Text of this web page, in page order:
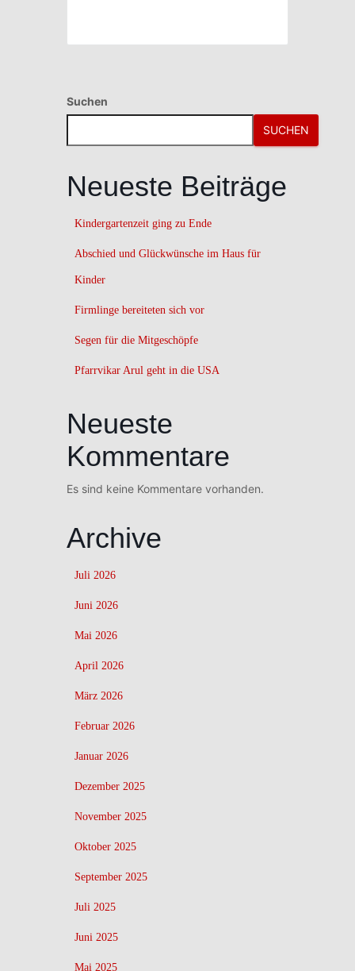
Suchen
SUCHEN
Neueste Beiträge
Kindergartenzeit ging zu Ende
Abschied und Glückwünsche im Haus für
Kinder
Firmlinge bereiteten sich vor
Segen für die Mitgeschöpfe
Pfarrvikar Arul geht in die USA
Neueste
Kommentare
Es sind keine Kommentare vorhanden.
Archive
Juli 2026
Juni 2026
Mai 2026
April 2026
März 2026
Februar 2026
Januar 2026
Dezember 2025
November 2025
Oktober 2025
September 2025
Juli 2025
Juni 2025
Mai 2025